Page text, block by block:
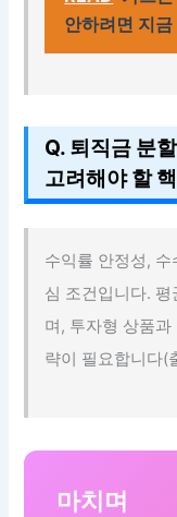
안하려면 지
Q. 퇴직금 분
고려해야 할
수익률 안정성,
심 조건입니다.
며, 투자형 상품
략이 필요합니다(
마치며